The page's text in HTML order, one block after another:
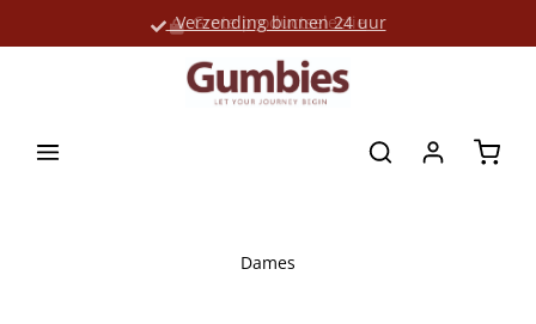
Verzending binnen 24 uur
Grote productselectie
Dames